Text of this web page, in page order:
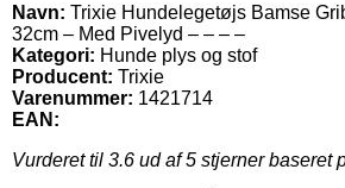
Navn: Trixie Hundelegetøjs Bamse
32cm – Med Pivelyd – – – –
Kategori: Hunde plys og stof
Producent: Trixie
Varenummer: 1421714
EAN:
Vurderet til 3.6 ud af 5 stjerner baseret